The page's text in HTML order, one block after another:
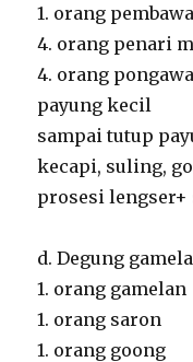
1. orang
4. orang penari
4. orang
payung kecil
sampai tutup
kecapi, suling,
prosesi
d. Degung
1. orang gamelan
1. orang saron
1. orang goong